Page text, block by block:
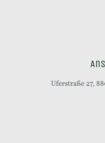
Uferstraße 27,